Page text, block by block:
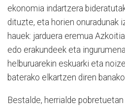
ekonomia indartzera
dituzte, eta horien onuradunak
hauek: jarduera eremua
edo erakundeek eta
helburuarekin eskuarki eta
baterako elkartzen diren
Bestalde, herrialde